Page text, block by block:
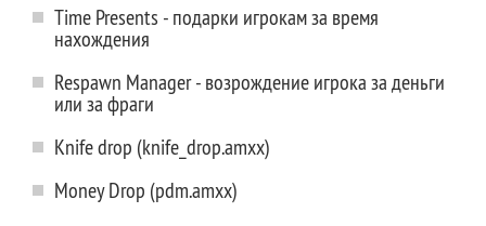
Time Presents - подарки игрокам за время
нахождения
Respawn Manager - возрождение игрока за деньги
или за фраги
Knife drop (knife_drop.amxx)
Money Drop (pdm.amxx)